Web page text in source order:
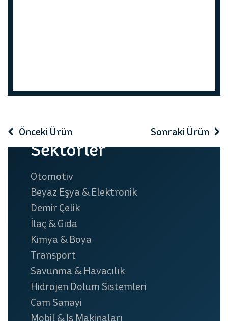
Önceki Ürün Sonraki Ürün
Sektörler
Otomotiv
Beyaz Eşya & Elektronik
Demir Çelik
İlaç & Gıda
Kimya & Boya
Transport
Savunma & Havacılık
Hidrojen Dolum Sistemleri
Cam Sanayi
Mobil & İş Makinaları